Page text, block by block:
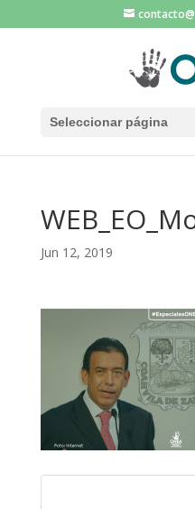
Seleccionar página
Jun 12, 2019